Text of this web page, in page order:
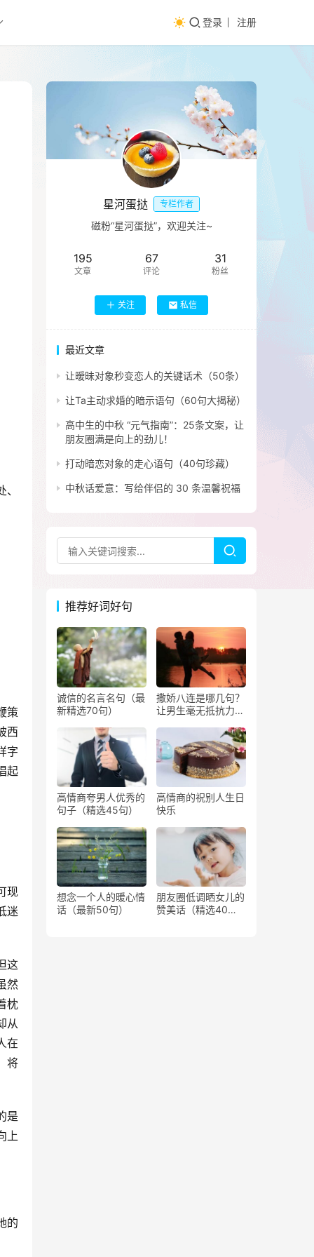
登录 注册
策
西
字
起
现
迷
这
然
枕
从
在
将
是
上
的
星河蛋挞 专栏作者
磁粉“星河蛋挞”，欢迎关注~
195
文章
67
评论
31
粉丝
关注 私信
最近文章
让暧昧对象秒变恋人的关键话术（50条）
让Ta主动求婚的暗示语句（60句大揭秘）
高中生的中秋 “元气指南”：25条文案，让
朋友圈满是向上的劲儿！
打动暗恋对象的走心语句（40句珍藏）
中秋话爱意：写给伴侣的 30 条温馨祝福
推荐好词好句
诚信的名言名句（最
新精选70句）
撒娇八连是哪几句？
让男生毫无抵抗力撒
高情商夸男人优秀的
句子（精选45句）
高情商的祝别人生日
快乐
想念一个人的暖心情
话（最新50句）
朋友圈低调晒女儿的
赞美话（精选40